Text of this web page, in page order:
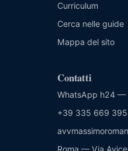
Curriculum
Cerca nelle guide
Mappa del sito
Contatti
WhatsApp h24 —
+39 335 669
Roma — Via